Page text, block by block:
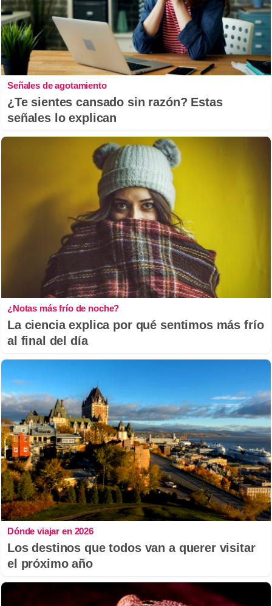
Señales de agotamiento
¿Te sientes cansado sin razón? Estas
señales lo explican
¿Notas más frío de noche?
La ciencia explica por qué sentimos más frío
al final del día
Dónde viajar en 2026
Los destinos que todos van a querer visitar
el próximo año